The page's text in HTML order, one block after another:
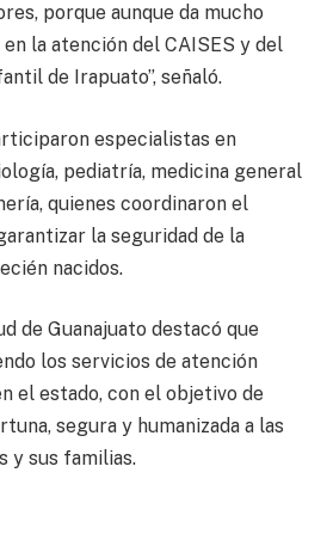
porque aunque da mucho
la atención del CAISES y del
de Irapuato”, señaló.
especialistas en
pediatría, medicina general
quienes coordinaron el
la seguridad de la
nacidos.
de Guanajuato destacó que
los servicios de atención
el estado, con el objetivo de
segura y humanizada a las
y sus familias.